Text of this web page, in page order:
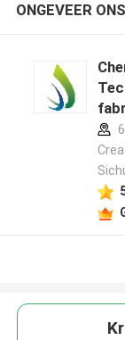
ONGEVEER ONS